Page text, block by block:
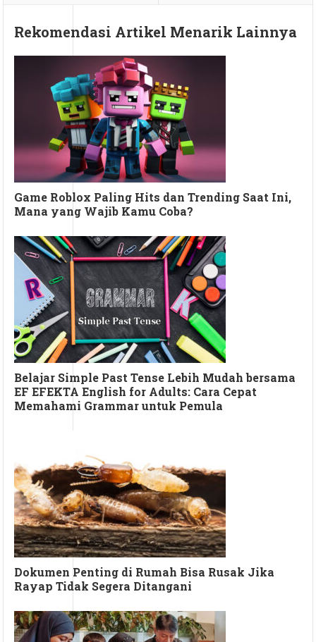
Rekomendasi Artikel Menarik Lainnya
Game Roblox Paling Hits dan Trending Saat Ini,
Mana yang Wajib Kamu Coba?
Belajar Simple Past Tense Lebih Mudah bersama
EF EFEKTA English for Adults: Cara Cepat
Memahami Grammar untuk Pemula
Dokumen Penting di Rumah Bisa Rusak Jika
Rayap Tidak Segera Ditangani